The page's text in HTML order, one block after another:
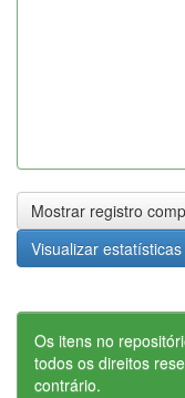
Mostrar registro
Visualizar estatísticas
Os itens no
todos os direitos
contrário.